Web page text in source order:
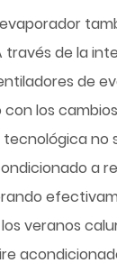
de la
de
los
no
a
veranos